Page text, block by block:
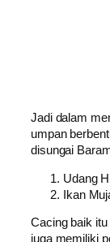
Jadi dalam
umpan
disungai
Udang
Ikan
Cacing baik
juga memiliki